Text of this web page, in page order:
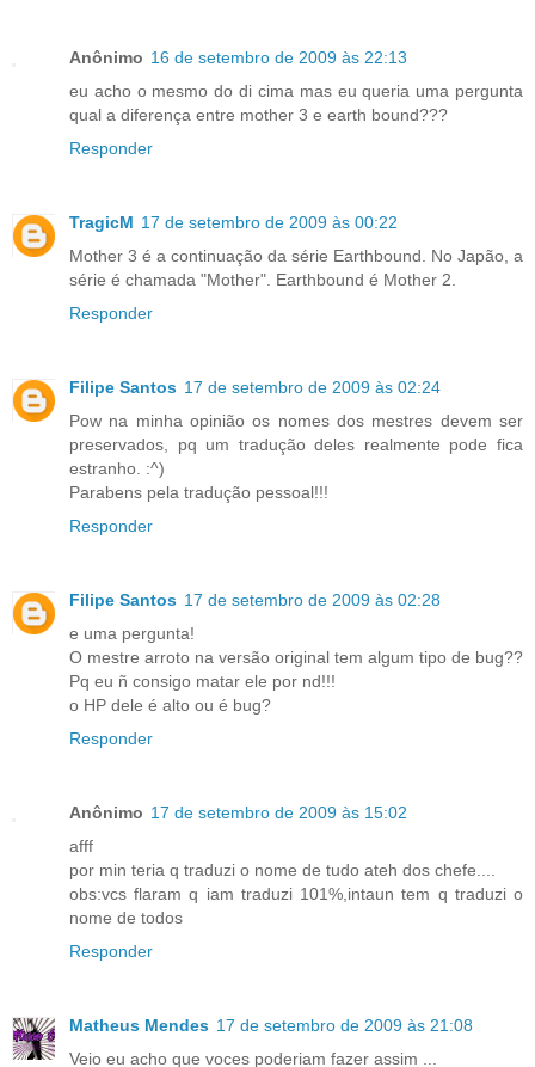
Anônimo 16 de setembro de 2009 às 22:13
eu acho o mesmo do di cima mas eu queria uma pergunta
qual a diferença entre mother 3 e earth bound???
Responder
TragicM 17 de setembro de 2009 às 00:22
Mother 3 é a continuação da série Earthbound. No Japão, a
série é chamada "Mother". Earthbound é Mother 2.
Responder
Filipe Santos 17 de setembro de 2009 às 02:24
Pow na minha opinião os nomes dos mestres devem ser
preservados, pq um tradução deles realmente pode fica
estranho. :^)
Parabens pela tradução pessoal!!!
Responder
Filipe Santos 17 de setembro de 2009 às 02:28
e uma pergunta!
O mestre arroto na versão original tem algum tipo de bug??
Pq eu ñ consigo matar ele por nd!!!
o HP dele é alto ou é bug?
Responder
Anônimo 17 de setembro de 2009 às 15:02
afff
por min teria q traduzi o nome de tudo ateh dos chefe....
obs:vcs flaram q iam traduzi 101%,intaun tem q traduzi o
nome de todos
Responder
Matheus Mendes 17 de setembro de 2009 às 21:08
Veio eu acho que voces poderiam fazer assim ...